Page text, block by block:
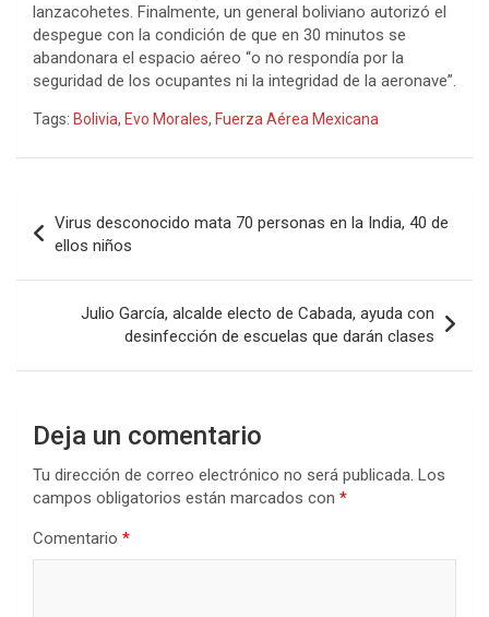
lanzacohetes. Finalmente, un general boliviano autorizó el
despegue con la condición de que en 30 minutos se
abandonara el espacio aéreo “o no respondía por la
seguridad de los ocupantes ni la integridad de la aeronave”.
Tags: Bolivia, Evo Morales, Fuerza Aérea Mexicana
de
entradas
Virus desconocido mata 70 personas en la India, 40 de
ellos niños
Julio García, alcalde electo de Cabada, ayuda con
desinfección de escuelas que darán clases
Deja un comentario
Tu dirección de correo electrónico no será publicada. Los
campos obligatorios están marcados con *
Comentario *